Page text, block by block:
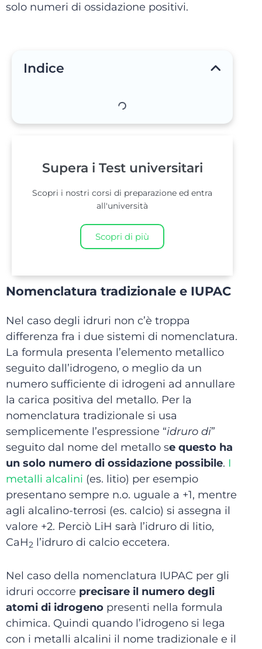
solo numeri di ossidazione positivi.
Indice
Supera i Test universitari
Scopri i nostri corsi di preparazione ed entra
all'università
Scopri di più
Nomenclatura tradizionale e IUPAC
Nel caso degli idruri non c’è troppa
differenza fra i due sistemi di nomenclatura.
La formula presenta l’elemento metallico
seguito dall’idrogeno, o meglio da un
numero sufficiente di idrogeni ad annullare
la carica positiva del metallo. Per la
nomenclatura tradizionale si usa
semplicemente l’espressione “idruro di”
seguito dal nome del metallo se questo ha
un solo numero di ossidazione possibile. I
metalli alcalini (es. litio) per esempio
presentano sempre n.o. uguale a +1, mentre
agli alcalino-terrosi (es. calcio) si assegna il
valore +2. Perciò LiH sarà l’idruro di litio,
CaH2 l’idruro di calcio eccetera.
Nel caso della nomenclatura IUPAC per gli
idruri occorre precisare il numero degli
atomi di idrogeno presenti nella formula
chimica. Quindi quando l’idrogeno si lega
con i metalli alcalini il nome tradizionale e il